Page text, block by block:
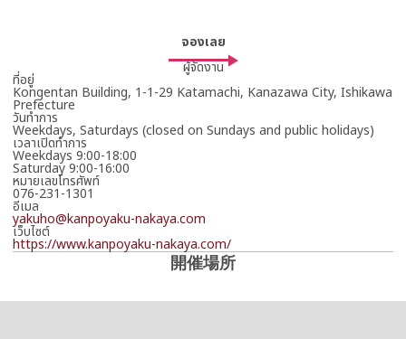
จองเลย
ผู้จัดงาน
ที่อยู่
Kongentan Building, 1-1-29 Katamachi, Kanazawa City, Ishikawa
Prefecture
วันทำการ
Weekdays, Saturdays (closed on Sundays and public holidays)
เวลาเปิดทำการ
Weekdays 9:00-18:00
Saturday 9:00-16:00
หมายเลขโทรศัพท์
076-231-1301
อีเมล
yakuho@kanpoyaku-nakaya.com
เว็บไซต์
https://www.kanpoyaku-nakaya.com/
開催場所